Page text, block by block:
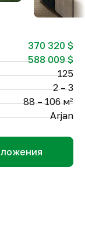
370 320 $
588 009 $
125
2 – 3
88 – 106 м2
Arjan